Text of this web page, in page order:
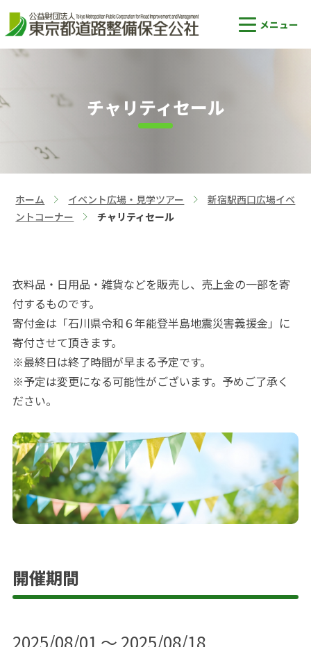
チャリティセール
ホーム
>
イベント広場・見学ツアー
新宿駅西口広場イベ
ントコーナー
チャリティセール
衣料品・日用品・雑貨などを販売し、売上金の一部を寄
付するものです。
寄付金は「石川県令和６年能登半島地震災害義援金」に
寄付させて頂きます。
※最終日は終了時間が早まる予定です。
※予定は変更になる可能性がございます。予めご了承く
ださい。
開催期間
2025/08/01 ～ 2025/08/18